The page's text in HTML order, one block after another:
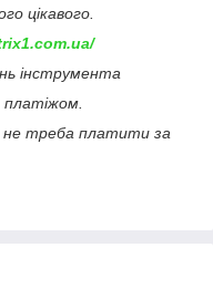
цікавого.
інструмента
не треба платити за